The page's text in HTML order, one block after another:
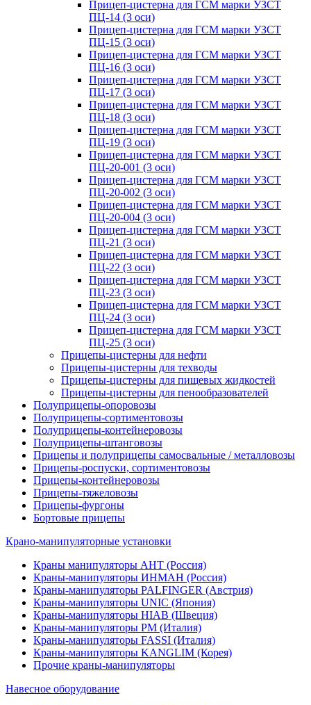
Прицеп-цистерна для ГСМ марки УЗСТ
ПЦ-14 (3 оси)
Прицеп-цистерна для ГСМ марки УЗСТ
ПЦ-15 (3 оси)
Прицеп-цистерна для ГСМ марки УЗСТ
ПЦ-16 (3 оси)
Прицеп-цистерна для ГСМ марки УЗСТ
ПЦ-17 (3 оси)
Прицеп-цистерна для ГСМ марки УЗСТ
ПЦ-18 (3 оси)
Прицеп-цистерна для ГСМ марки УЗСТ
ПЦ-19 (3 оси)
Прицеп-цистерна для ГСМ марки УЗСТ
ПЦ-20-001 (3 оси)
Прицеп-цистерна для ГСМ марки УЗСТ
ПЦ-20-002 (3 оси)
Прицеп-цистерна для ГСМ марки УЗСТ
ПЦ-20-004 (3 оси)
Прицеп-цистерна для ГСМ марки УЗСТ
ПЦ-21 (3 оси)
Прицеп-цистерна для ГСМ марки УЗСТ
ПЦ-22 (3 оси)
Прицеп-цистерна для ГСМ марки УЗСТ
ПЦ-23 (3 оси)
Прицеп-цистерна для ГСМ марки УЗСТ
ПЦ-24 (3 оси)
Прицеп-цистерна для ГСМ марки УЗСТ
ПЦ-25 (3 оси)
Прицепы-цистерны для нефти
Прицепы-цистерны для техводы
Прицепы-цистерны для пищевых жидкостей
Прицепы-цистерны для пенообразователей
Полуприцепы-опоровозы
Полуприцепы-сортиментовозы
Полуприцепы-контейнеровозы
Полуприцепы-штанговозы
Прицепы и полуприцепы самосвальные / металловозы
Прицепы-роспуски, сортиментовозы
Прицепы-контейнеровозы
Прицепы-тяжеловозы
Прицепы-фургоны
Бортовые прицепы
Крано-манипуляторные установки
Краны манипуляторы АНТ (Россия)
Краны-манипуляторы ИНМАН (Россия)
Краны-манипуляторы PALFINGER (Австрия)
Краны-манипуляторы UNIC (Япония)
Краны-манипуляторы HIAB (Швеция)
Краны-манипуляторы PM (Италия)
Краны-манипуляторы FASSI (Италия)
Краны-манипуляторы KANGLIM (Корея)
Прочие краны-манипуляторы
Навесное оборудование